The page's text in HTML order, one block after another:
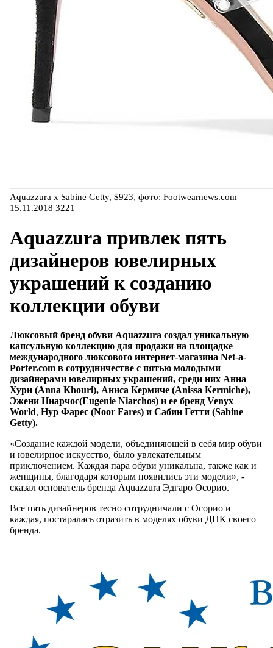
Aquazzura х Sabine Getty, $923, фото: Footwearnews.com
15.11.2018 3221
Aquazzura привлек пять
дизайнеров ювелирных
украшений к созданию
коллекции обуви
Люксовый бренд обуви Aquazzura создал уникальную
капсульную коллекцию для продажи на площадке
международного люксового интернет-магазина Net-a-
Porter.com в сотрудничестве с пятью молодыми
дизайнерами ювелирных украшений, среди них Анна
Хури (Anna Khouri), Аниса Кермиче (Anissa Kermiche),
Эжени Ниарчос(Eugenie Niarchos) и ее бренд Venyx
World, Нур Фарес (Noor Fares) и Сабин Гетти (Sabine
Getty).
«Создание каждой модели, объединяющей в себя мир обуви
и ювелирное искусство, было увлекательным
приключением. Каждая пара обуви уникальна, также как и
женщины, благодаря которым появились эти модели», -
сказал основатель бренда Aquazzura Эдгаро Осорио.
Все пять дизайнеров тесно сотрудничали с Осорио и
каждая, постаралась отразить в моделях обуви ДНК своего
бренда.